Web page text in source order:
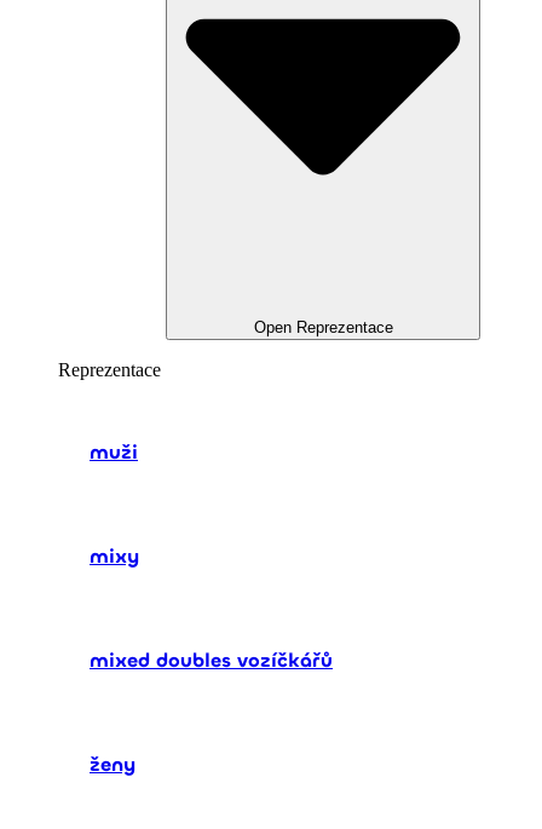
Open Reprezentace
Reprezentace
muži
mixy
mixed doubles vozíčkářů
ženy